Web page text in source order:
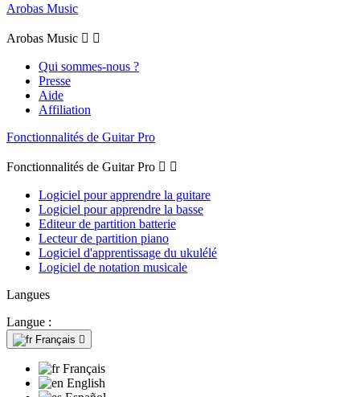
Arobas Music
Arobas Music  
Qui sommes-nous ?
Presse
Aide
Affiliation
Fonctionnalités de Guitar Pro
Fonctionnalités de Guitar Pro  
Logiciel pour apprendre la guitare
Logiciel pour apprendre la basse
Editeur de partition batterie
Lecteur de partition piano
Logiciel d'apprentissage du ukulélé
Logiciel de notation musicale
Langues
Langue :
Français 
Français
English